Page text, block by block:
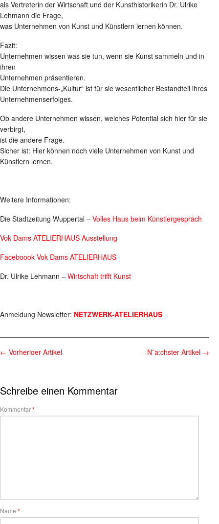
als Vertreterin der Wirtschaft und der Kunsthistorikerin Dr. Ulrike
Lehmann die Frage,
was Unternehmen von Kunst und Künstlern lernen können.
Fazit:
Unternehmen wissen was sie tun, wenn sie Kunst sammeln und in
ihren
Unternehmen präsentieren.
Die Unternehmens-„Kultur“ ist für sie wesentlicher Bestandteil ihres
Unternehmenserfolges.
Ob andere Unternehmen wissen, welches Potential sich hier für sie
verbirgt,
ist die andere Frage.
Sicher ist: Hier können noch viele Unternehmen von Kunst und
Künstlern lernen.
Weitere Informationen:
Die Stadtzeitung Wuppertal – Volles Haus beim Künstlergespräch
Vok Dams ATELIERHAUS Ausstellung
Faceboook Vok Dams ATELIERHAUS
Dr. Ulrike Lehmann – Wirtschaft trifft Kunst
Anmeldung Newsletter: NETZWERK-ATELIERHAUS
← Vorheriger Artikel N¨a;chster Artikel →
Schreibe einen Kommentar
Kommentar*
Name *